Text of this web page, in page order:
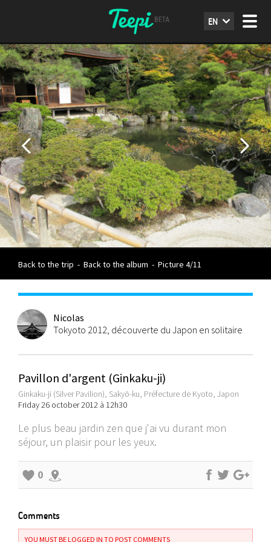
EN
Back to the trip - Back to the album - Picture 4/11
Nicolas
Tokyoto 2012, découverte du Japon en solitaire
Pavillon d'argent (Ginkaku-ji)
Ginkaku-ji (Silver Pavilion), Sakyō-ku, Préfecture de Kyoto, Japon
Friday 26 october 2012 à 12h30
Le plus beau jardin zen que j'ai vu durant mon
séjour, un plaisir pour les yeux.
0
Comments
YOU MUST BE LOGGED IN TO POST COMMENTS